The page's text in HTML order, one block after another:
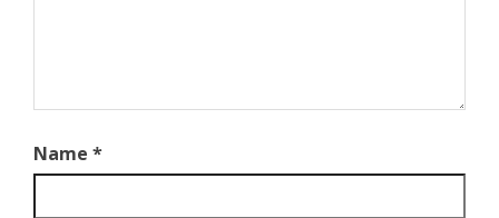
Name *